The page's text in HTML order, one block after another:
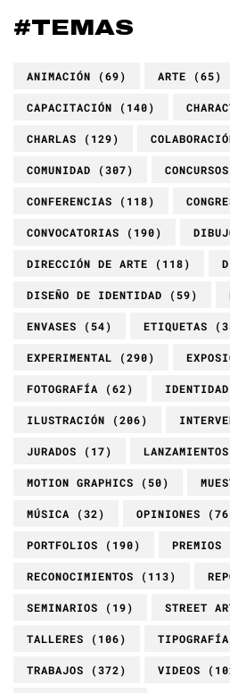
#TEMAS
ANIMACIÓN (69) ARTE (65)
CAPACITACIÓN (140)
CHARLAS (129)
COMUNIDAD (307) CONCURSOS
CONFERENCIAS (118)
CONVOCATORIAS (190)
DIRECCIÓN DE ARTE (118)
DISEÑO DE IDENTIDAD (59)
ENVASES (54) ETIQUETAS
EXPERIMENTAL (290)
FOTOGRAFÍA (62) IDENTIDAD
ILUSTRACIÓN (206)
JURADOS (17) LANZAMIENTOS
MOTION GRAPHICS (50)
MÚSICA (32) OPINIONES
PORTFOLIOS (190) PREMIOS
RECONOCIMIENTOS (113)
SEMINARIOS (19) STREET
TALLERES (106) TIPOGRAFÍA
TRABAJOS (372) VIDEOS